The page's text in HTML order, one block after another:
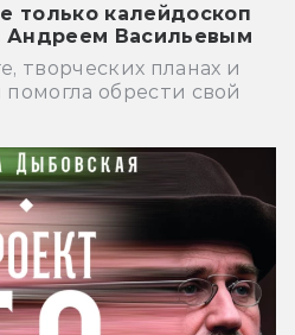
только калейдоскоп
Андреем Васильевым
творческих планах и
обрести свой